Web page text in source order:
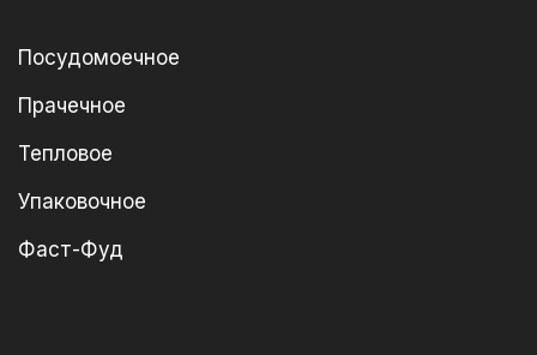
Посудомоечное
Прачечное
Тепловое
Упаковочное
Фаст-Фуд